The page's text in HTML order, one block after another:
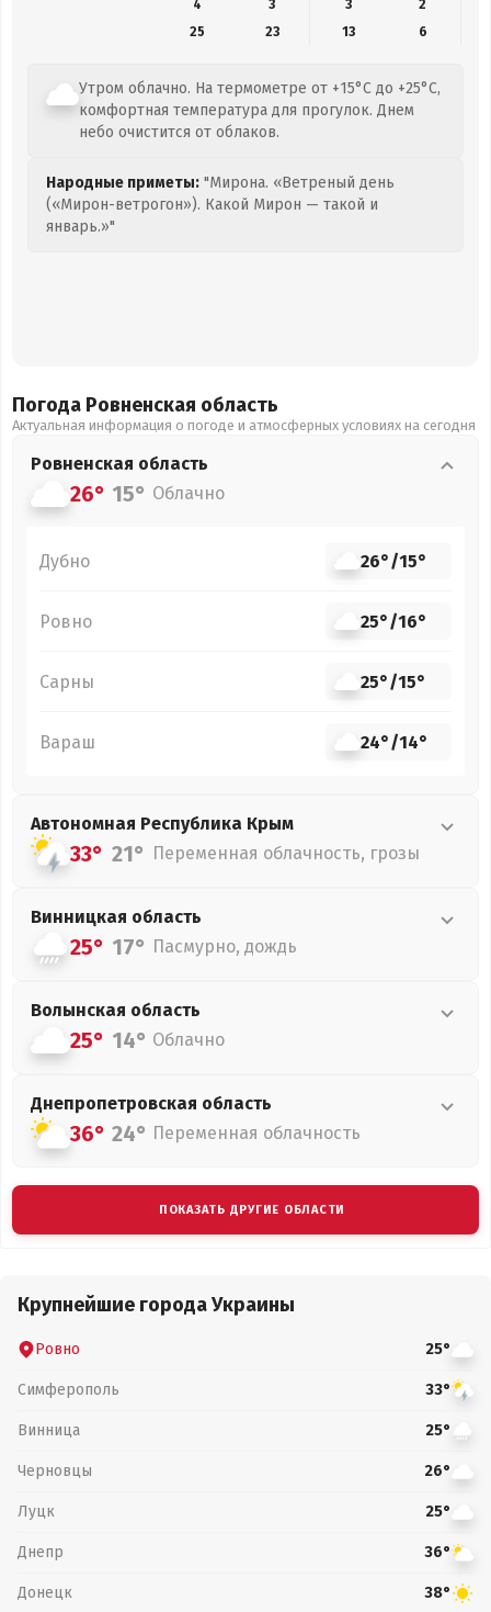
4
3 3
2
25
23 13 6
Утром облачно. На термометре от +15°C до +25°C,
комфортная температура для прогулок. Днем
небо очистится от облаков.
Народные приметы: "Мирона. «Ветреный день
(«Мирон-ветрогон»). Какой Мирон — такой и
январь.»"
Погода Ровненская область
Актуальная информация о погоде и атмосферных условиях на сегодня
Ровненская область
26° 15° Облачно
Дубно 26°/15°
Ровно 25°/16°
Сарны 25°/15°
Вараш 24°/14°
Автономная Республика Крым
33° 21° Переменная облачность, грозы
Винницкая область
25° 17° Пасмурно, дождь
Волынская область
25° 14° Облачно
Днепропетровская область
36° 24° Переменная облачность
ПОКАЗАТЬ ДРУГИЕ ОБЛАСТИ
Крупнейшие города Украины
Ровно 25°
Симферополь 33°
Винница 25°
Черновцы 26°
Луцк 25°
Днепр 36°
Донецк 38°